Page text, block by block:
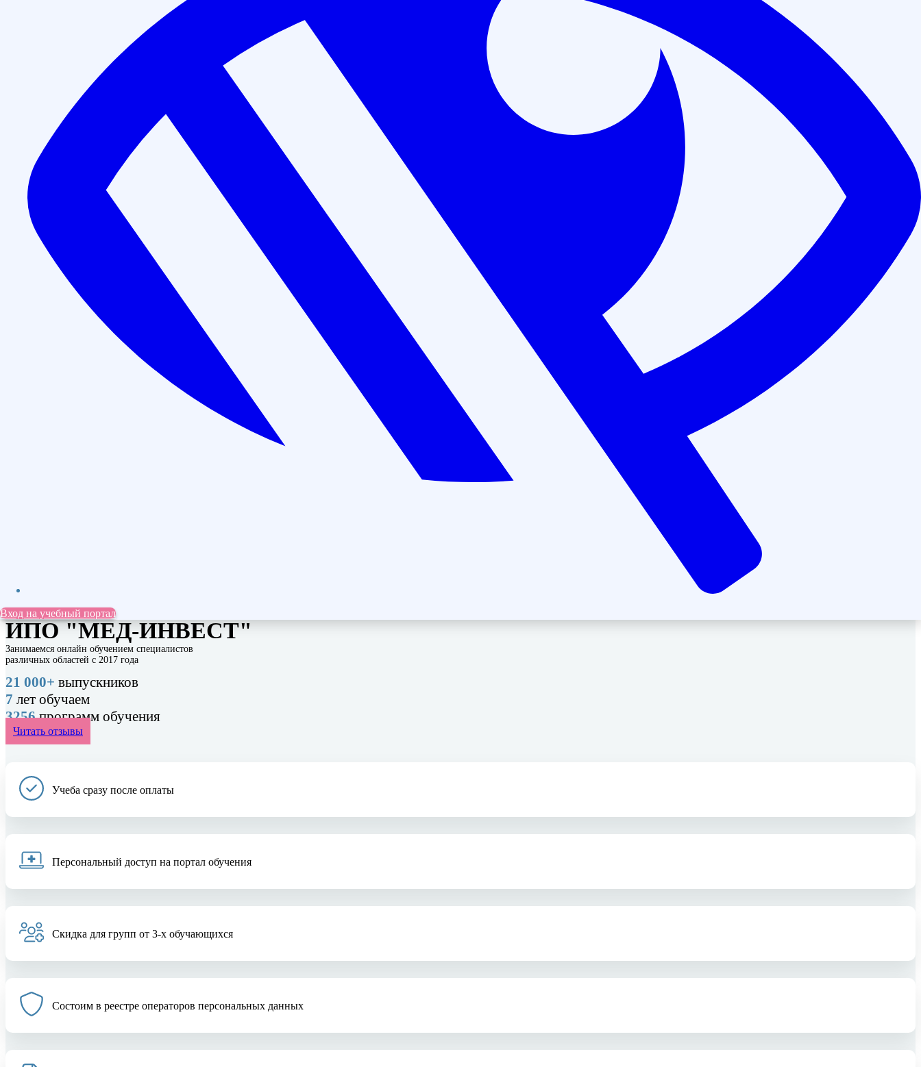
Вход на учебный портал
Повышение квалификации
Организация и порядок проведения экспертизы на право владения оружием (144
Длительность программы обучения:
Форма обучения:дистанционно
Получаемый документ: Удостоверение о повышении квалификации
Записаться на курс
Даём гарантию прохождения аккредитации по
договору
Лицензия Минобразования №Л035-01198-
Аккредитованы на портале НМО Минздрава РФ
Внесем диплом в ФИС ФРДО в течении 3 дней
ИПО "МЕД-ИНВЕСТ"
Занимаемся онлайн обучением специалистов
различных областей с 2017 года
21 000+ выпускников
7 лет обучаем
3256программ обучения
Читать отзывы
Учеба сразу после оплаты
Персональный доступ на портал обучения
Скидка для групп от 3-х обучающихся
Состоим в реестре операторов персональных данных